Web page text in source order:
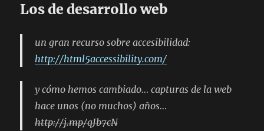
Los de desarrollo web
un gran recurso sobre accesibilidad:
http://html5accessibility.com/
y cómo hemos cambiado… capturas de la web
hace unos (no muchos) años…
http://j.mp/qJb7cN